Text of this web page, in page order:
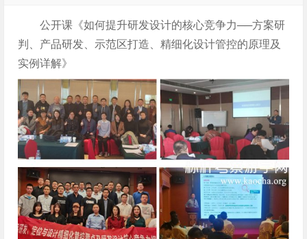
公开课《如何提升研发设计的核心竞争力──方案研
判、产品研发、示范区打造、精细化设计管控的原理及
实例详解》